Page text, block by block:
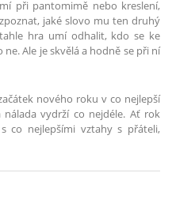
při pantomimě nebo kreslení,
jaké slovo mu ten druhý
hra umí odhalit, kdo se ke
Ale je skvělá a hodně se při ní
nového roku v co nejlepší
vydrží co nejdéle. Ať rok
co nejlepšími vztahy s přáteli,